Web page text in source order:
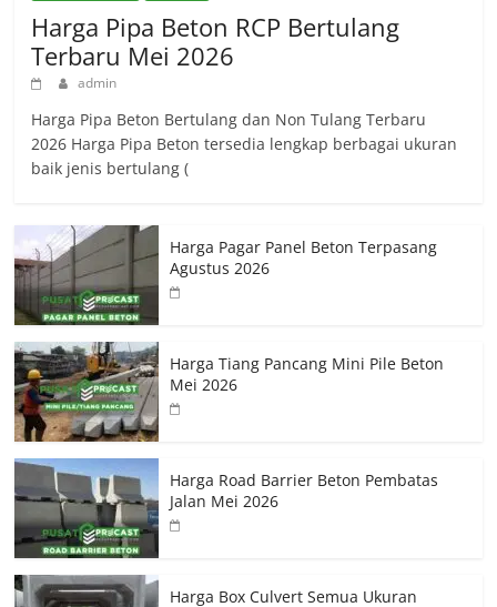
Harga Pipa Beton RCP Bertulang
Terbaru Mei 2026
admin
Harga Pipa Beton Bertulang dan Non Tulang Terbaru
2026 Harga Pipa Beton tersedia lengkap berbagai ukuran
baik jenis bertulang (
Harga Pagar Panel Beton Terpasang
Agustus 2026
Harga Tiang Pancang Mini Pile Beton
Mei 2026
Harga Road Barrier Beton Pembatas
Jalan Mei 2026
Harga Box Culvert Semua Ukuran